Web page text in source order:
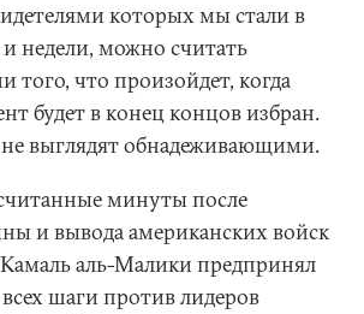
которых мы стали в
недели, можно считать
того, что произойдет, когда
будет в конец концов избран.
выглядят обнадеживающими.
минуты после
и вывода американских войск
аль-Малики предпринял
шаги против лидеров